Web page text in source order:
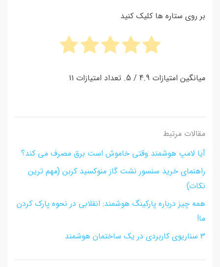
بر روی ستاره ها کلیک کنید
میانگین امتیازات 4.9 / 5. تعداد امتیازات 11
مقالات مرتبط
آیا لامپ هوشمند وقتی خاموش است برق مصرف می کند؟
راهنمای خرید سنسور نشت گاز منوکسید کربن (مهم ترین
نکات)
همه چیز درباره پارکینگ هوشمند: انقلابی در نحوه پارک کردن
ما!
3 سناریوی کاربردی در یک ساختمان هوشمند